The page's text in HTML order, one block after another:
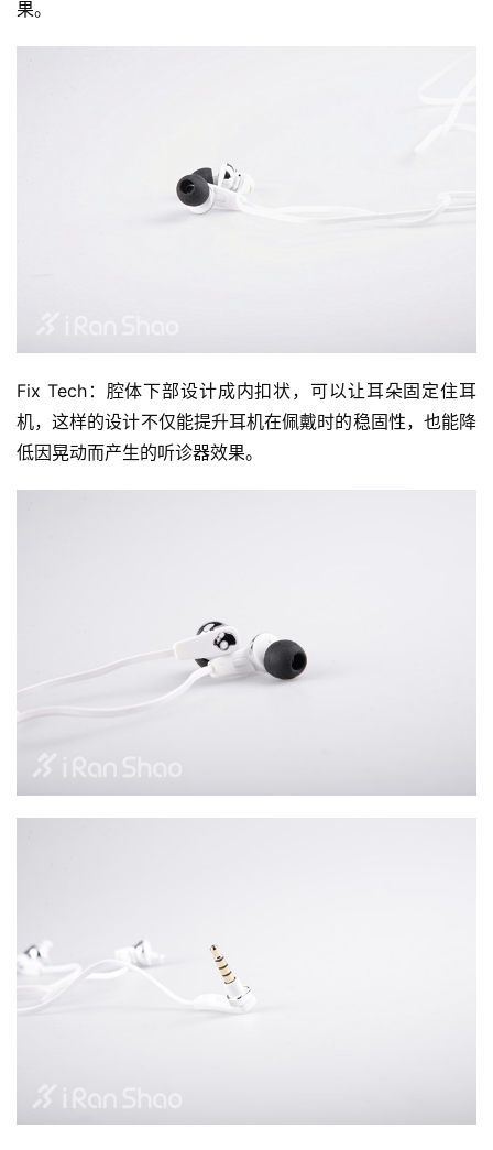
比
备
练
果。
Fix Tech：腔体下部设计成内扣状，可以让耳朵固定住耳
机，这样的设计不仅能提升耳机在佩戴时的稳固性，也能降
低因晃动而产生的听诊器效果。